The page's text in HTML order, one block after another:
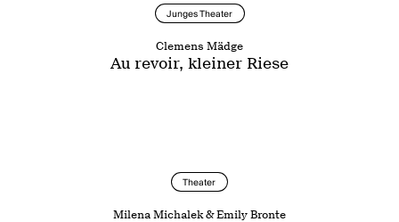
Junges Theater
Clemens Mädge
Au revoir, kleiner Riese
Theater
Milena Michalek & Emily Bronte